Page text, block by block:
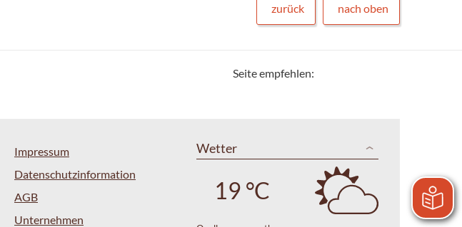
zurück nach oben
Seite empfehlen:
Impressum
Datenschutzinformation
AGB
Unternehmen
Wetter
19 °C